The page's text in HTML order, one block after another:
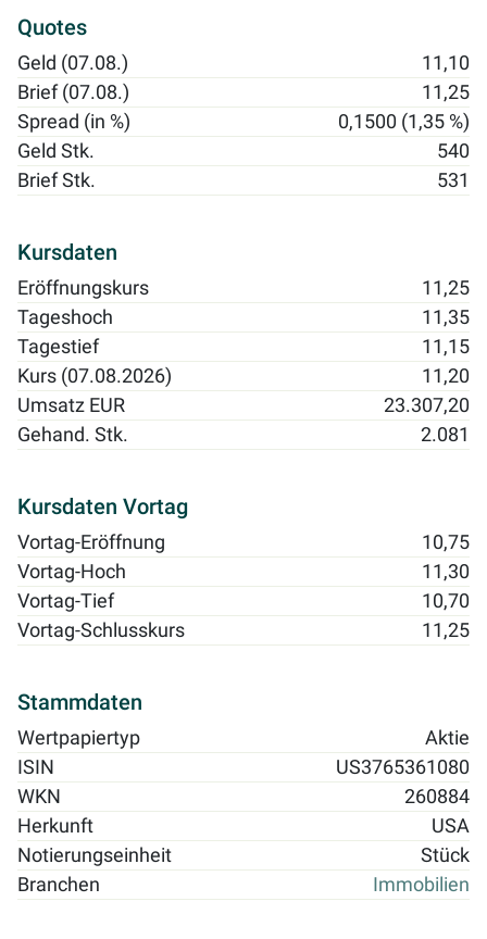
Quotes
Geld (07.08.)
11,10
Brief (07.08.)
11,25
Spread (in %)
0,1500 (1,35 %)
Geld Stk.
540
Brief Stk.
531
Kursdaten
Eröffnungskurs
11,25
Tageshoch
11,35
Tagestief
11,15
Kurs (07.08.2026)
11,20
Umsatz EUR
23.307,20
Gehand. Stk.
2.081
Kursdaten Vortag
Vortag-Eröffnung
10,75
Vortag-Hoch
11,30
Vortag-Tief
10,70
Vortag-Schlusskurs
11,25
Stammdaten
Wertpapiertyp
Aktie
ISIN
US3765361080
WKN
260884
Herkunft
USA
Notierungseinheit
Stück
Branchen
Immobilien